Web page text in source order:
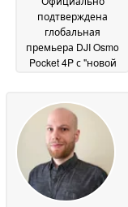
подтверждена
глобальная
премьера DJI Osmo
Pocket 4P с "новой
May 2026